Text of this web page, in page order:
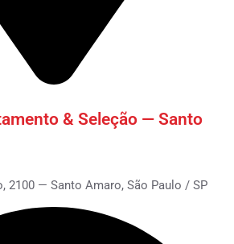
& Seleção — Santo
2100 — Santo Amaro, São Paulo / SP